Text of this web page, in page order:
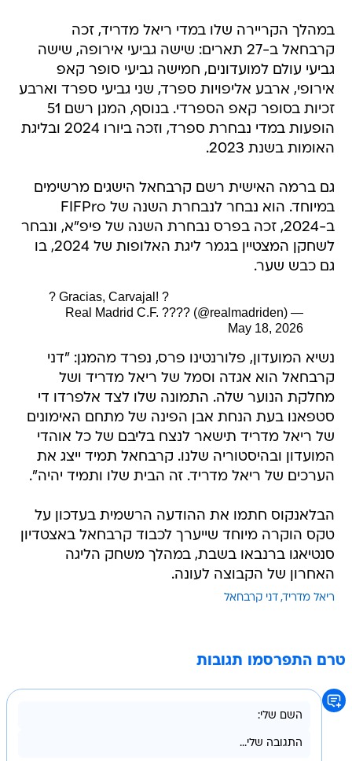
במהלך הקריירה שלו במדי ריאל מדריד, זכה
קרבחאל ב-27 תארים: שישה גביעי אירופה, שישה
גביעי עולם למועדונים, חמישה גביעי סופר קאפ
אירופי, ארבע אליפויות ספרד, שני גביעי ספרד וארבע
זכיות בסופר קאפ הספרדי. בנוסף, המגן רשם 51
הופעות במדי נבחרת ספרד, וזכה ביורו 2024 ובליגת
האומות בשנת 2023.
גם ברמה האישית רשם קרבחאל הישגים מרשימים
במיוחד. הוא נבחר לנבחרת השנה של FIFPro
ב-2024, זכה בפרס נבחרת השנה של פיפ"א, ונבחר
לשחקן המצטיין בגמר ליגת האלופות של 2024, בו
גם כבש שער.
? Gracias, Carvajal! ?
— Real Madrid C.F. ???? (@realmadriden)
May 18, 2026
נשיא המועדון, פלורנטינו פרס, נפרד מהמגן: "דני
קרבחאל הוא אגדה וסמל של ריאל מדריד ושל
מחלקת הנוער שלה. התמונה שלו לצד אלפרדו די
סטפאנו בעת הנחת אבן הפינה של מתחם האימונים
של ריאל מדריד תישאר לנצח בליבם של כל אוהדי
המועדון ובהיסטוריה שלנו. קרבחאל תמיד ייצג את
הערכים של ריאל מדריד. זה הבית שלו ותמיד יהיה".
הבלאנקוס חתמו את ההודעה הרשמית בעדכון על
טקס הוקרה מיוחד שייערך לכבוד קרבחאל באצטדיון
סנטיאגו ברנבאו בשבת, במהלך משחק הליגה
האחרון של הקבוצה לעונה.
ריאל מדריד דני קרבחאל
טרם התפרסמו תגובות